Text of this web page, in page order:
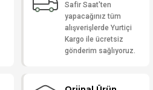
Safir Saat'ten
yapacağınız tüm
alışverişlerde Yurtiçi
Kargo ile ücretsiz
gönderim sağlıyoruz.